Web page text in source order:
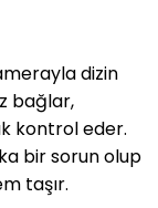
dizin
bağlar,
kontrol eder.
bir sorun olup
taşır.